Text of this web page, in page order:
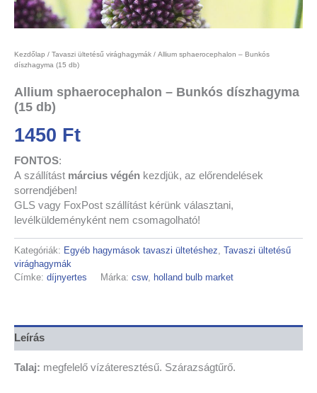
Kezdőlap / Tavaszi ültetésű virághagymák / Allium sphaerocephalon – Bunkós
díszhagyma (15 db)
Allium sphaerocephalon – Bunkós díszhagyma
(15 db)
1450 Ft
FONTOS:
A szállítást március végén kezdjük, az előrendelések
sorrendjében!
GLS vagy FoxPost szállítást kérünk választani,
levélküldeményként nem csomagolható!
Kategóriák: Egyéb hagymások tavaszi ültetéshez Tavaszi ültetésű
virághagymák
Címke: díjnyertes Márka: csw, holland bulb market
Leírás
Talaj: megfelelő vízáteresztésű. Szárazságtűrő.